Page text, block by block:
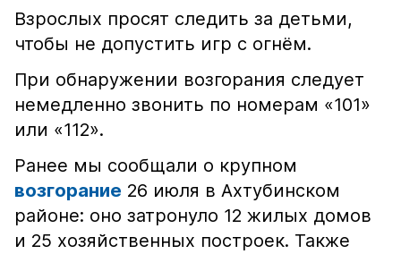
Взрослых просят следить за детьми,
чтобы не допустить игр с огнём.
При обнаружении возгорания следует
немедленно звонить по номерам «101»
или «112».
Ранее мы сообщали о крупном
возгорание 26 июля в Ахтубинском
районе: оно затронуло 12 жилых домов
и 25 хозяйственных построек. Также